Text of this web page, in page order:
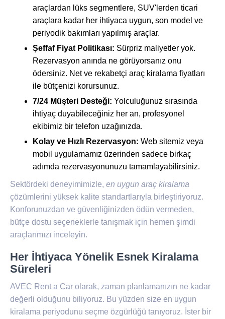
araçlardan lüks segmentlere, SUV'lerden ticari
araçlara kadar her ihtiyaca uygun, son model ve
periyodik bakımları yapılmış araçlar.
Şeffaf Fiyat Politikası: Sürpriz maliyetler yok.
Rezervasyon anında ne görüyorsanız onu
ödersiniz. Net ve rekabetçi araç kiralama fiyatları
ile bütçenizi korursunuz.
7/24 Müşteri Desteği: Yolculuğunuz sırasında
ihtiyaç duyabileceğiniz her an, profesyonel
ekibimiz bir telefon uzağınızda.
Kolay ve Hızlı Rezervasyon: Web sitemiz veya
mobil uygulamamız üzerinden sadece birkaç
adımda rezervasyonunuzu tamamlayabilirsiniz.
Sektördeki deneyimimizle, en uygun araç kiralama
çözümlerini yüksek kalite standartlarıyla birleştiriyoruz.
Konforunuzdan ve güvenliğinizden ödün vermeden,
bütçe dostu seçeneklerle tanışmak için hemen şimdi
araçlarımızı inceleyin.
Her İhtiyaca Yönelik Esnek Kiralama
Süreleri
AVEC Rent a Car olarak, zaman planlamanızın ne kadar
değerli olduğunu biliyoruz. Bu yüzden size en uygun
kiralama periyodunu seçme özgürlüğü tanıyoruz. İster bir